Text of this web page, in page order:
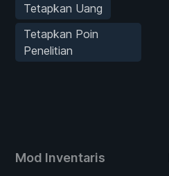
Tetapkan Uang
Tetapkan Poin
Penelitian
Mod Inventaris